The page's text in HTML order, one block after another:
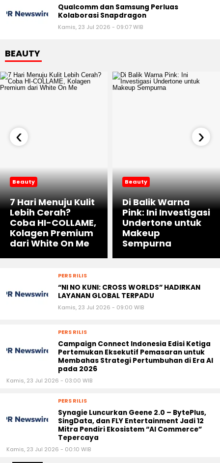
Qualcomm dan Samsung Perluas
Kolaborasi Snapdragon
Kamis, 23 Jul 2026 - 09:07 WIB
BEAUTY
Beauty
7 Hari Menuju Kulit
Lebih Cerah?
Coba HI-COLLAME,
Kolagen Premium
dari White On Me
Beauty
Di Balik Warna
Pink: Ini Investigasi
Undertone untuk
Makeup
Sempurna
‹ ›
PERS RILIS
“NI NO KUNI: CROSS WORLDS” HADIRKAN
LAYANAN GLOBAL TERPADU
Kamis, 23 Jul 2026 - 09:00 WIB
PERS RILIS
Campaign Connect Indonesia Edisi Ketiga
Pertemukan Eksekutif Pemasaran untuk
Membahas Strategi Pertumbuhan di Era AI
pada 2026
Kamis, 23 Jul 2026 - 03:00 WIB
PERS RILIS
Synagie Luncurkan Geene 2.0 – BytePlus,
SingData, dan FLY Entertainment Jadi 12
Mitra Pendiri Ekosistem “AI Commerce”
Tepercaya
Kamis, 23 Jul 2026 - 00:10 WIB